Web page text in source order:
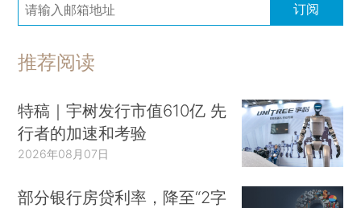
订阅
推荐阅读
特稿｜宇树发行市值610亿 先
行者的加速和考验
2026年08月07日
部分银行房贷利率，降至“2字